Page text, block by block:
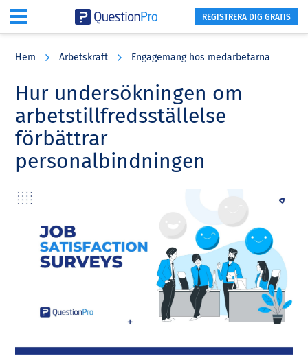
content
sidebar
REGISTRERA DIG GRATIS
Hem Arbetskraft Engagemang hos medarbetarna
Hur undersökningen om
arbetstillfredsställelse
förbättrar
personalbindningen